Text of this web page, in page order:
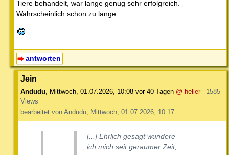
Tiere behandelt, war lange genug sehr erfolgreich.
Wahrscheinlich schon zu lange.
antworten
Jein
Andudu, Mittwoch, 01.07.2026, 10:08 vor 40 Tagen @ heller
1585
Views
bearbeitet von Andudu, Mittwoch, 01.07.2026, 10:17
[...] Ehrlich gesagt wundere
ich mich seit geraumer Zeit,